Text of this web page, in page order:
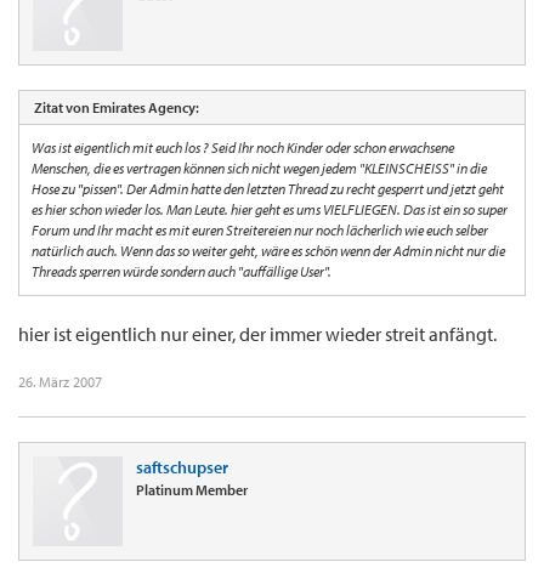
Zitat von Emirates Agency:
Was ist eigentlich mit euch los ? Seid Ihr noch Kinder oder schon erwachsene
Menschen, die es vertragen können sich nicht wegen jedem "KLEINSCHEISS" in die
Hose zu "pissen". Der Admin hatte den letzten Thread zu recht gesperrt und jetzt geht
es hier schon wieder los. Man Leute. hier geht es ums VIELFLIEGEN. Das ist ein so super
Forum und Ihr macht es mit euren Streitereien nur noch lächerlich wie euch selber
natürlich auch. Wenn das so weiter geht, wäre es schön wenn der Admin nicht nur die
Threads sperren würde sondern auch "auffällige User".
hier ist eigentlich nur einer, der immer wieder streit anfängt.
26. März 2007
saftschupser
Platinum Member